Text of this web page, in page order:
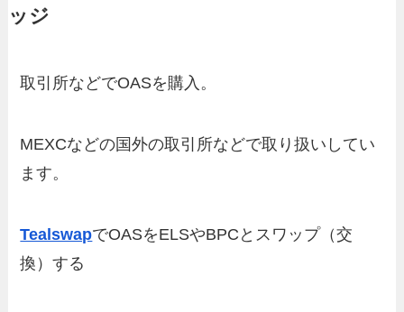
ッジ
取引所などでOASを購入。
MEXCなどの国外の取引所などで取り扱いしてい
ます。
TealswapでOASをELSやBPCとスワップ（交
換）する